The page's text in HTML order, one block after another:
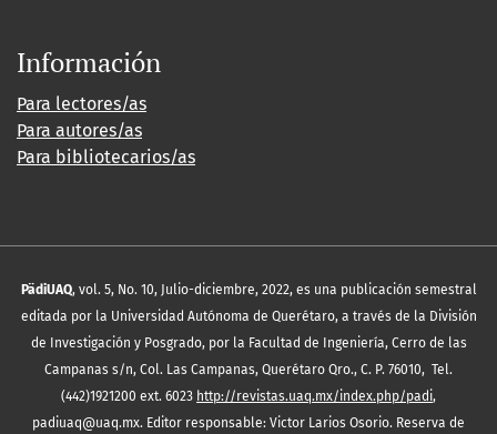
Información
Para lectores/as
Para autores/as
Para bibliotecarios/as
PädiUAQ, vol. 5, No. 10, Julio-diciembre, 2022, es una publicación semestral
editada por la Universidad Autónoma de Querétaro, a través de la División
de Investigación y Posgrado, por la Facultad de Ingeniería, Cerro de las
Campanas s/n, Col. Las Campanas, Querétaro Qro., C. P. 76010, Tel.
(442)1921200 ext. 6023 http://revistas.uaq.mx/index.php/padi,
padiuaq@uaq.mx. Editor responsable: Victor Larios Osorio. Reserva de